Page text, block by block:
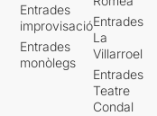
Entrades
improvisació
Entrades
monòlegs
Entrades
La
Villarroel
Entrades
Teatre
Condal